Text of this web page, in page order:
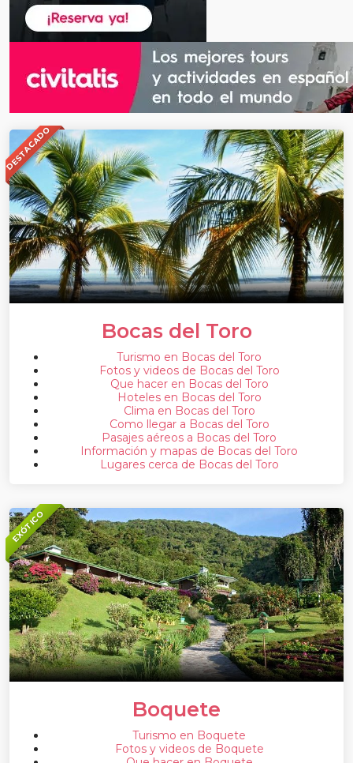
DESTACADO
Bocas del Toro
Turismo en Bocas del Toro
Fotos y videos de Bocas del Toro
Que hacer en Bocas del Toro
Hoteles en Bocas del Toro
Clima en Bocas del Toro
Como llegar a Bocas del Toro
Pasajes aéreos a Bocas del Toro
Información y mapas de Bocas del Toro
Lugares cerca de Bocas del Toro
EXÓTICO
Boquete
Turismo en Boquete
Fotos y videos de Boquete